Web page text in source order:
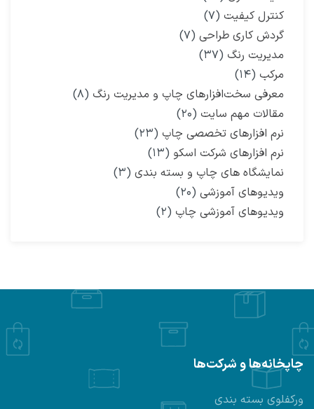
کنترل کیفیت (۷)
گردش کاری طراحی (۷)
مدیریت رنگ (۳۷)
مرکب (۱۴)
معرفی سخت‌افزارهای چاپ و مدیریت رنگ (۸)
مقالات مهم سایت (۲۰)
نرم افزارهای تخصصی چاپ (۲۳)
نرم افزارهای شرکت اسکو (۱۳)
نمایشگاه‌ های چاپ و بسته بندی (۳)
ویدیوهای آموزشی (۲۰)
ویدیوهای آموزشی چاپ (۲)
چاپخانه‌ها و شرکت‌ها
ورکفلوی بسته بندی